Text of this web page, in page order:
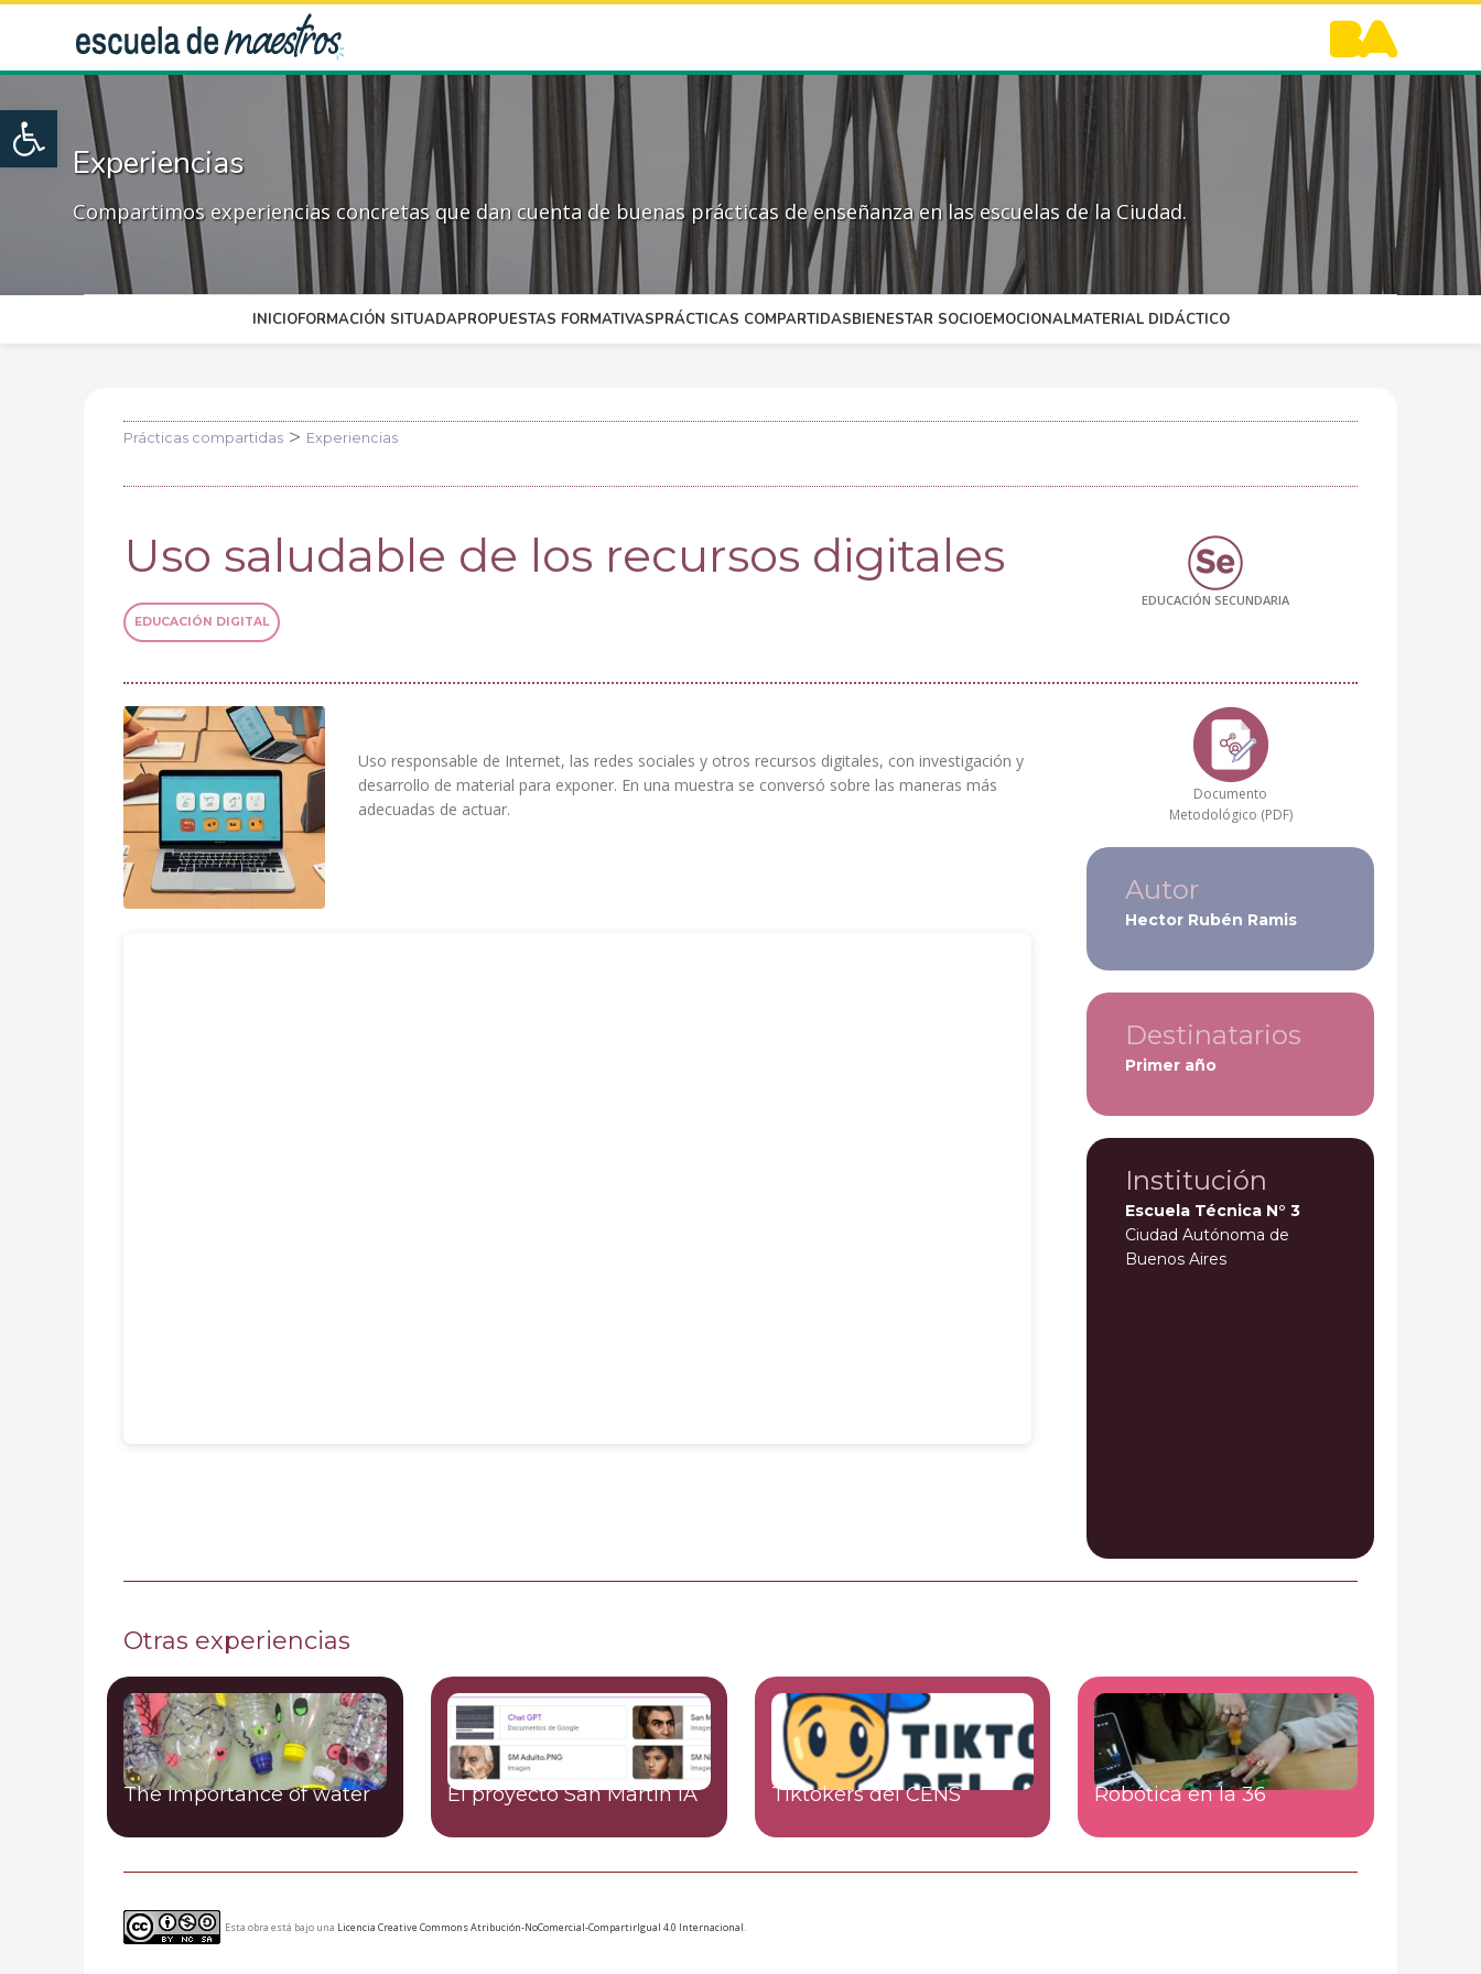
Open toolbar
Experiencias
Compartimos experiencias concretas que dan cuenta de buenas prácticas de enseñanza en las escuelas de la Ciudad.
INICIOFORMACIÓN SITUADAPROPUESTAS FORMATIVASPRÁCTICAS COMPARTIDASBIENESTAR SOCIOEMOCIONALMATERIAL DIDÁCTICO
Prácticas compartidas> Experiencias
Uso saludable de los recursos digitales
EDUCACIÓN DIGITAL
EDUCACIÓN SECUNDARIA
desarrollo dematerial para exponer. En una muestra se conversó sobre las maneras más
adecuadas de actuar.
Documento
Metodológico (PDF)
Autor
Hector Rubén Ramis
Destinatarios
Primer año
Institución
Escuela Técnica N° 3
Ciudad Autónoma de
Buenos Aires
Otras experiencias
The importance of water El proyecto San Martín IA Tiktokers del CENS Robótica en la 36
Esta obra está bajo una Licencia Creative Commons Atribución-NoComercial-CompartirIgual 4.0 Internacional.